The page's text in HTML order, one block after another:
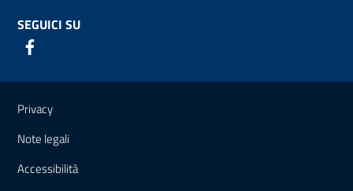
SEGUICI SU
Link e informazioni utili
Privacy
Note legali
Accessibilità